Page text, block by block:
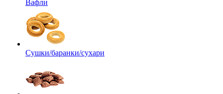
Вафли
Сушки/баранки/сухари